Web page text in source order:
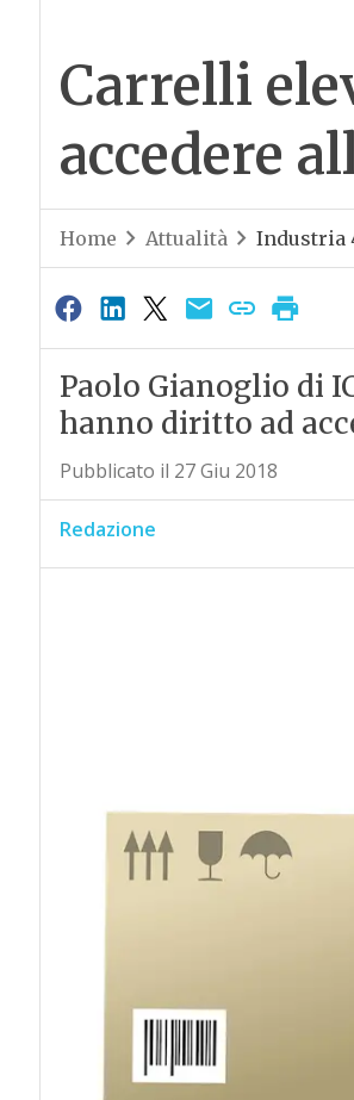
Carrelli
accedere
Home Attualità Industria
Paolo Gianoglio di
hanno diritto ad
Pubblicato il 27 Giu 2018
Redazione